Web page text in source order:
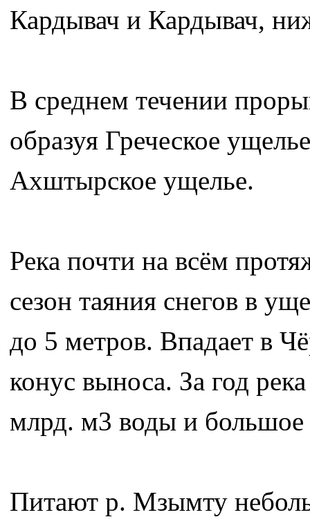
Кардывач и Кардывач,
В среднем течении
образуя Греческое
Ахштырское ущелье.
Река почти на всём
сезон таяния снегов в
до 5 метров. Впадает в
конус выноса. За год
млрд. м3 воды и большое
Питают р. Мзымту